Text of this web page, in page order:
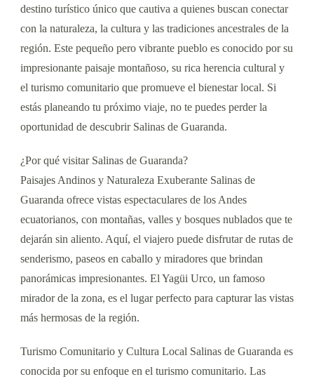
destino turístico único que cautiva a quienes buscan conectar
con la naturaleza, la cultura y las tradiciones ancestrales de la
región. Este pequeño pero vibrante pueblo es conocido por su
impresionante paisaje montañoso, su rica herencia cultural y
el turismo comunitario que promueve el bienestar local. Si
estás planeando tu próximo viaje, no te puedes perder la
oportunidad de descubrir Salinas de Guaranda.
¿Por qué visitar Salinas de Guaranda?
Paisajes Andinos y Naturaleza Exuberante Salinas de
Guaranda ofrece vistas espectaculares de los Andes
ecuatorianos, con montañas, valles y bosques nublados que te
dejarán sin aliento. Aquí, el viajero puede disfrutar de rutas de
senderismo, paseos en caballo y miradores que brindan
panorámicas impresionantes. El Yagüi Urco, un famoso
mirador de la zona, es el lugar perfecto para capturar las vistas
más hermosas de la región.
Turismo Comunitario y Cultura Local Salinas de Guaranda es
conocida por su enfoque en el turismo comunitario. Las